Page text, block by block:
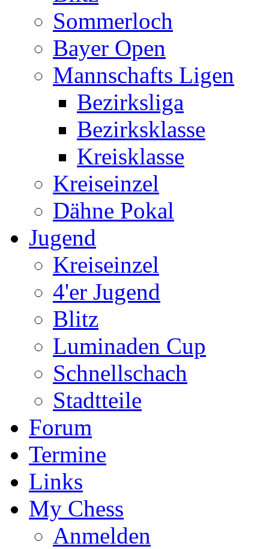
Sommerloch
Bayer Open
Mannschafts Ligen
Bezirksliga
Bezirksklasse
Kreisklasse
Kreiseinzel
Dähne Pokal
Jugend
Kreiseinzel
4'er Jugend
Blitz
Luminaden Cup
Schnellschach
Stadtteile
Forum
Termine
Links
My Chess
Anmelden